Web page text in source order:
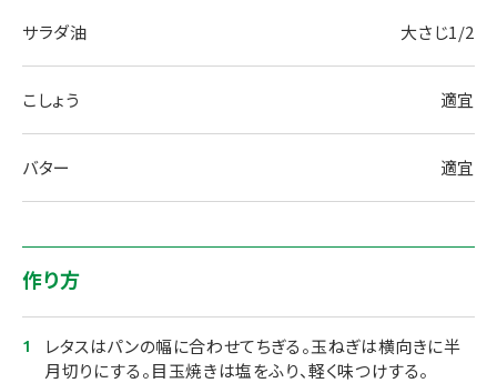
サラダ油 大さじ1/2
こしょう 適宜
バター 適宜
作り方
レタスはパンの幅に合わせてちぎる。玉ねぎは横向きに半
月切りにする。目玉焼きは塩をふり、軽く味つけする。